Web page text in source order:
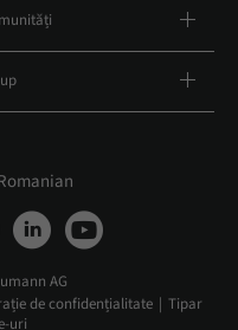
AG
de confidențialitate
Tipar
uri